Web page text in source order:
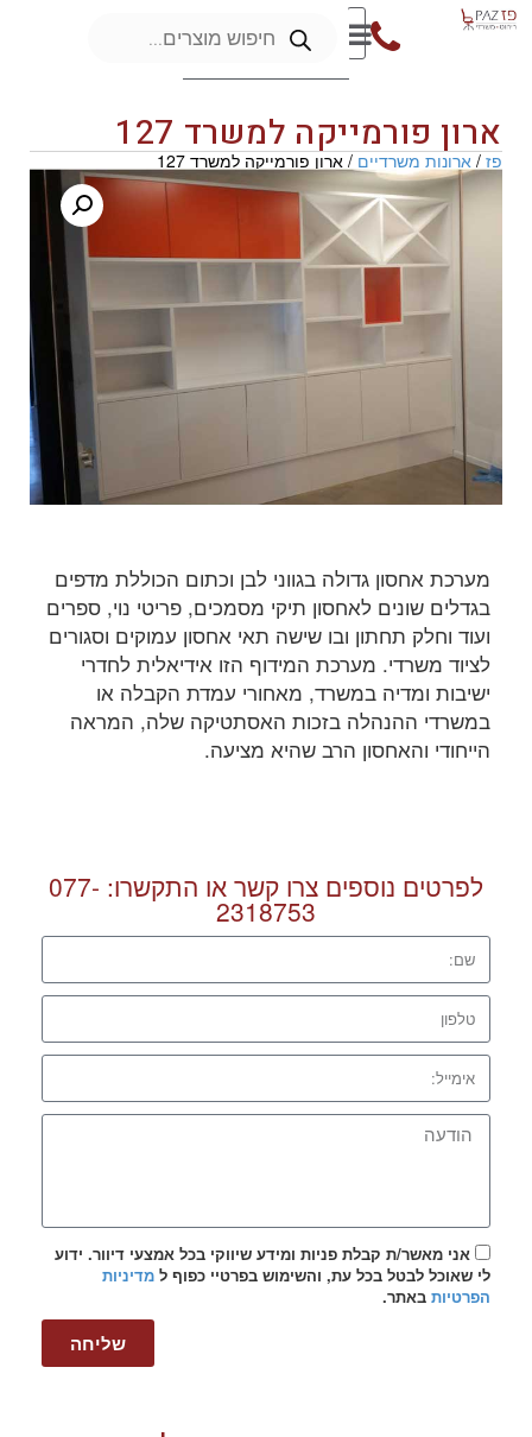
ארון פורמייקה למשרד 127
פז/ארונות משרדיים/ ארון פורמייקה למשרד 127
מערכת אחסון גדולה בגווני לבן וכתום הכוללת מדפים
בגדלים שונים לאחסון תיקי מסמכים, פריטי נוי, ספרים
ועוד וחלק תחתון ובו שישה תאי אחסון עמוקים וסגורים
לציוד משרדי. מערכת המידוף הזו אידיאלית לחדרי
ישיבות ומדיה במשרד, מאחורי עמדת הקבלה או
במשרדי ההנהלה בזכות האסתטיקה שלה, המראה
הייחודי והאחסון הרב שהיא מציעה.
לפרטים נוספים צרו קשר או התקשרו: 077-
2318753
אני מאשר/ת קבלת פניות ומידע שיווקי בכל אמצעי דיוור. ידוע
לי שאוכל לבטל בכל עת, והשימוש בפרטיי כפוף ל מדיניות
הפרטיות באתר.
שליחה